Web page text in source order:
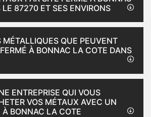
87270 ET SES ENVIRONS
MÉTALLIQUES QUE PEUVENT
À BONNAC LA COTE DANS
ENTREPRISE QUI VOUS
VOS MÉTAUX AVEC UN
À BONNAC LA COTE